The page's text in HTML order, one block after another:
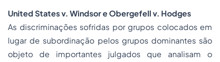
United States v. Windsor e Obergefell v. Hodges
As discriminações sofridas por grupos colocados em
lugar de subordinação pelos grupos dominantes são
objeto de importantes julgados que analisam o